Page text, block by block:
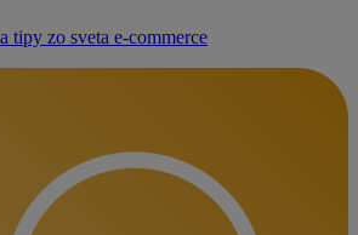
tipy zo sveta e‑commerce